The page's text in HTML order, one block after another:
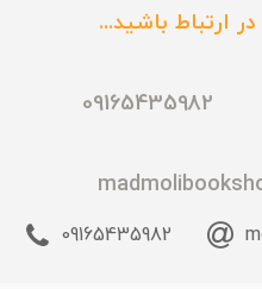
ارتباط باشید...
09165435982